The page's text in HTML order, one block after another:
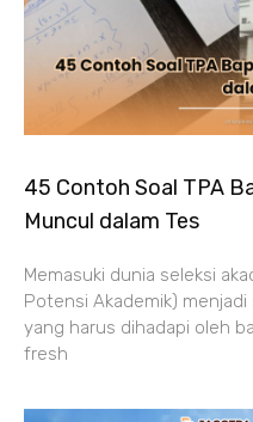
45 Contoh Soal TPA
Muncul dalam Tes
Memasuki dunia seleksi
Potensi Akademik) menjadi
yang harus dihadapi oleh
fresh